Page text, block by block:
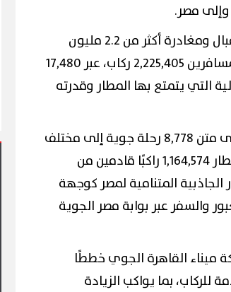
وإلى مصر.
وكشفت المؤشرات التشغيلية للمطار عن استقبال ومغادرة أكثر من 2.2 مليون
راكب خلال شهر مايو، حيث بلغ إجمالي عدد المسافرين 2,225,405 ركاب، عبر 17,480
التي يتمتع بها المطار وقدرته
وسجلت حركة السفر مغادرة 1,060,831 راكبًا على متن 8,778 رحلة جوية إلى مختلف
الوجهات الدولية والإقليمية، فيما استقبل المطار 1,164,574 راكبًا قادمين من
الجاذبية المتنامية لمصر كوجهة
والسفر عبر بوابة مصر الجوية
ميناء القاهرة الجوي خططًا
للركاب، بما يواكب الزيادة
آلاف الزائرين يتدفقون على بورسعيد
وبورفؤاد في عطلة أسبوعية